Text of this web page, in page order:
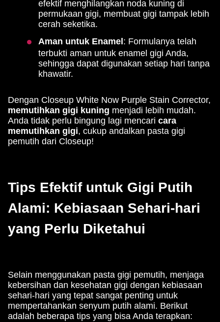
efektif menghilangkan noda kuning di
permukaan gigi, membuat gigi tampak lebih
cerah seketika.
Aman untuk Enamel : Formulanya telah
terbukti aman untuk enamel gigi Anda,
sehingga dapat digunakan setiap hari tanpa
khawatir.
Dengan Closeup White Now Purple Stain Corrector,
memutihkan gigi kuning menjadi lebih mudah.
Anda tidak perlu bingung lagi mencari cara
memutihkan gigi, cukup andalkan pasta gigi
pemutih dari Closeup!
Tips Efektif untuk Gigi Putih
Alami: Kebiasaan Sehari-hari
yang Perlu Diketahui
Selain menggunakan pasta gigi pemutih, menjaga
kebersihan dan kesehatan gigi dengan kebiasaan
sehari-hari yang tepat sangat penting untuk
mempertahankan senyum putih alami. Berikut
adalah beberapa tips yang bisa Anda terapkan: